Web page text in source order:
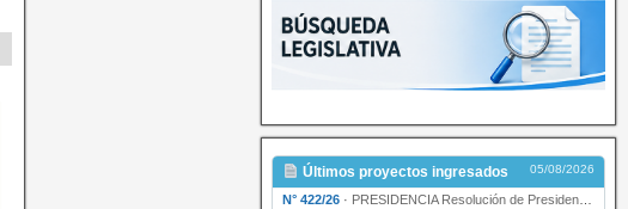
Últimos proyectos ingresados 05/08/2026
N° 422/26 · PRESIDENCIA Resolución de Presidencia N° 200/26 para su ratificación.